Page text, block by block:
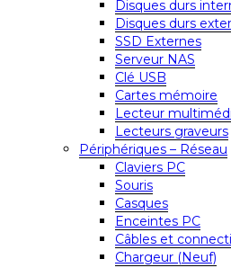
Disques durs
Disques durs
SSD Externes
Serveur NAS
Clé USB
Cartes mémoire
Lecteur
Lecteurs graveurs
Périphériques – Réseau
Claviers PC
Souris
Casques
Enceintes PC
Câbles et
Chargeur (Neuf)